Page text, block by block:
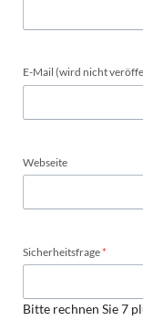
Pflichtfeld
E-Mail (wird nicht
Webseite
Pflichtfeld
Sicherheitsfrage*
Bitte rechnen Sie 7